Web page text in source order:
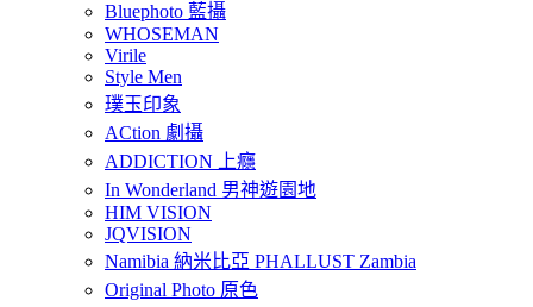
Bluephoto 藍攝
WHOSEMAN
Virile
Style Men
璞玉印象
ACtion 劇攝
ADDICTION 上癮
In Wonderland 男神遊園地
HIM VISION
JQVISION
Namibia 納米比亞 PHALLUST Zambia
Original Photo 原色